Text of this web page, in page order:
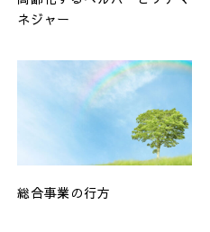
ネジャー
総合事業の行方